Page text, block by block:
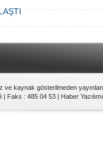
ve kaynak gösterilmeden
| Faks : 485 04 53 | Haber Yazılımı